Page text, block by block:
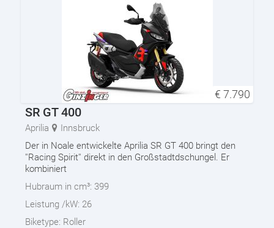
€ 7.790
SR GT 400
Aprilia
Innsbruck
Der in Noale entwickelte Aprilia SR GT 400 bringt den
''Racing Spirit'' direkt in den Großstadtdschungel. Er
kombiniert
Hubraum in cm³: 399
Leistung /kW: 26
Biketype: Roller